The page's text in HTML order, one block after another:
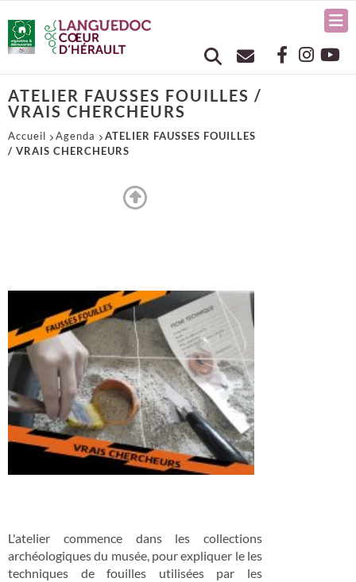
ATELIER FAUSSES FOUILLES /
VRAIS CHERCHEURS
Accueil Agenda
ATELIER FAUSSES FOUILLES
/ VRAIS CHERCHEURS
L'atelier commence dans les collections
archéologiques du musée, pour expliquer le les
techniques de fouilles utilisées par les